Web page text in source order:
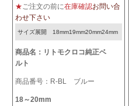
★ご注文の前に在庫確認お問い合
わせ下さい
サイズ展開 18mm19mm20mm24mm
商品名：リトモクロコ純正ベ
ルト
商品番号：R-BL ブルー
18～20mm